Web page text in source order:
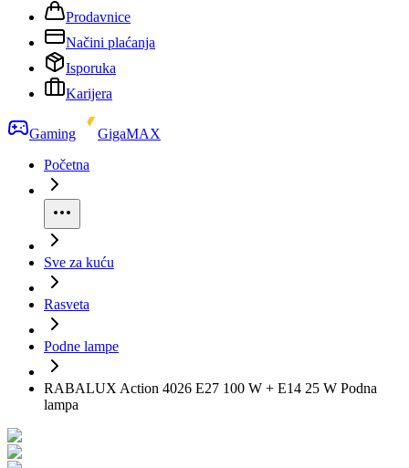
Prodavnice
Načini plaćanja
Isporuka
Karijera
Gaming
GigaMAX
Početna
Sve za kuću
Rasveta
Podne lampe
RABALUX Action 4026 E27 100 W + E14 25 W Podna
lampa